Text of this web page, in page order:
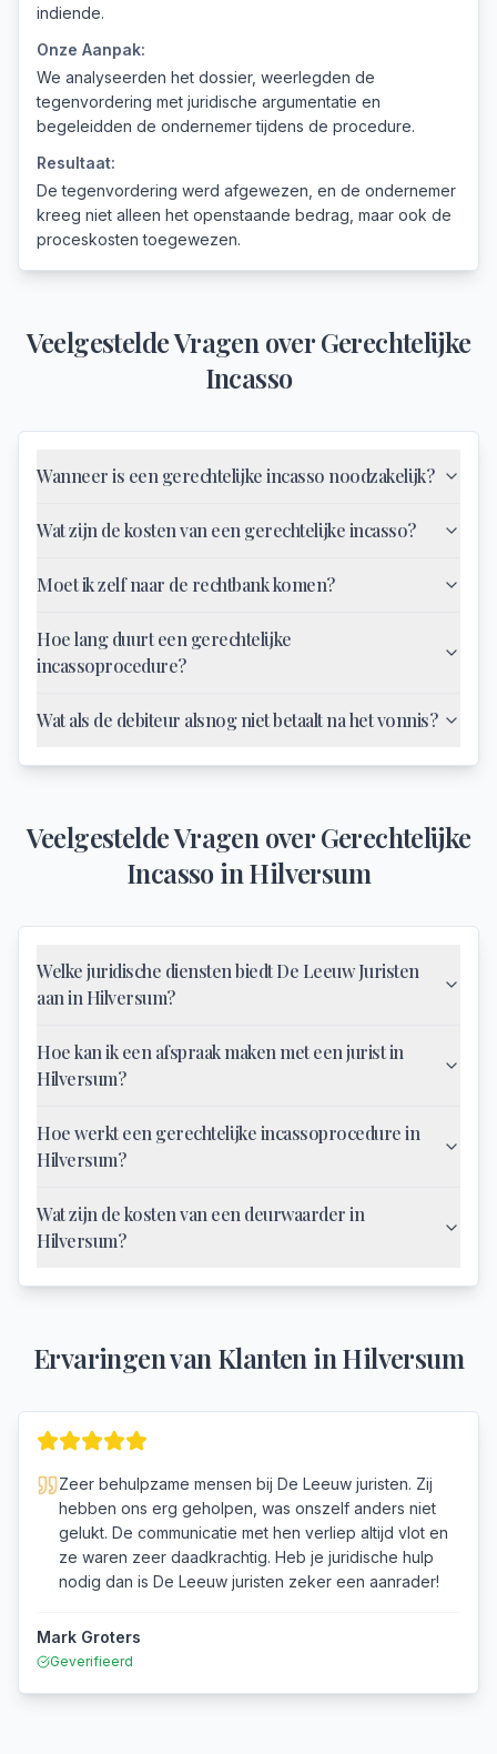
indiende.
Onze Aanpak:
We analyseerden het dossier, weerlegden de
tegenvordering met juridische argumentatie en
begeleidden de ondernemer tijdens de procedure.
Resultaat:
De tegenvordering werd afgewezen, en de ondernemer
kreeg niet alleen het openstaande bedrag, maar ook de
proceskosten toegewezen.
Veelgestelde Vragen overGerechtelijke
Incasso
Wanneer is een gerechtelijke incasso noodzakelijk?
Wat zijn de kosten van een gerechtelijke incasso?
Moet ik zelf naar de rechtbank komen?
Hoe lang duurt een gerechtelijke
incassoprocedure?
Wat als de debiteur alsnog niet betaalt na het vonnis?
Veelgestelde Vragen overGerechtelijke
IncassoinHilversum
Welke juridische diensten biedt De Leeuw Juristen
aan in Hilversum?
Hoe kan ik een afspraak maken met een jurist in
Hilversum?
Hoe werkt een gerechtelijke incassoprocedure in
Hilversum?
Wat zijn de kosten van een deurwaarder in
Hilversum?
Ervaringen van Klanten inHilversum
Zeer behulpzame mensen bij De Leeuw juristen. Zij
hebben ons erg geholpen, was onszelf anders niet
gelukt. De communicatie met hen verliep altijd vlot en
ze waren zeer daadkrachtig. Heb je juridische hulp
nodig dan is De Leeuw juristen zeker een aanrader!
Mark Groters
Geverifieerd